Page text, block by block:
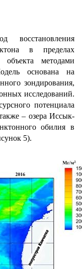
восстановления
в пределах
объекта методами
основана на
зондирования,
исследований.
потенциала
– озера Иссык-
обилия в
5).